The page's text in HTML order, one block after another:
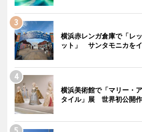
横浜赤レンガ倉庫で「レ
ット」 サンタモニカを
横浜美術館で「マリー・
タイル」展 世界初公開